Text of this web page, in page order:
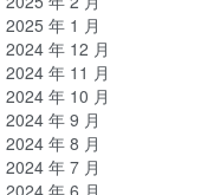
2025 年 1 月
2024 年 12 月
2024 年 11 月
2024 年 10 月
2024 年 9 月
2024 年 8 月
2024 年 7 月
2024 年 6 月